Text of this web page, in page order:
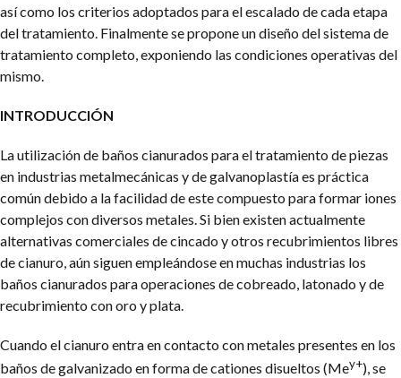
así como los criterios adoptados para el escalado de cada etapa
del tratamiento. Finalmente se propone un diseño del sistema de
tratamiento completo, exponiendo las condiciones operativas del
mismo.
INTRODUCCIÓN
La utilización de baños cianurados para el tratamiento de piezas
en industrias metalmecánicas y de galvanoplastía es práctica
común debido a la facilidad de este compuesto para formar iones
complejos con diversos metales. Si bien existen actualmente
alternativas comerciales de cincado y otros recubrimientos libres
de cianuro, aún siguen empleándose en muchas industrias los
baños cianurados para operaciones de cobreado, latonado y de
recubrimiento con oro y plata.
Cuando el cianuro entra en contacto con metales presentes en los
baños de galvanizado en forma de cationes disueltos (Mey+), se